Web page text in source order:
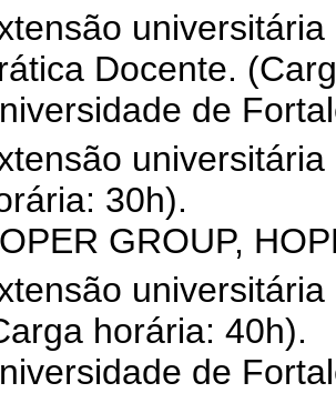
Docente.
de
30h).
GROUP,
horária: 40h).
de